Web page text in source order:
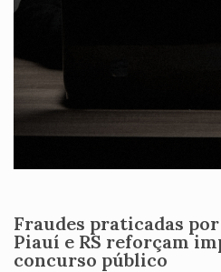
Fraudes praticadas
Piauí e RS reforçam
concurso público